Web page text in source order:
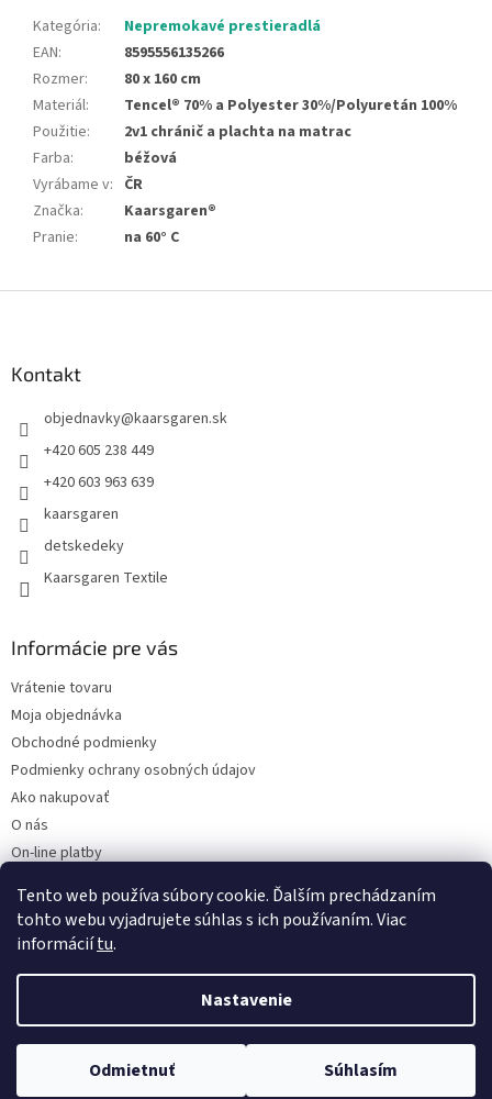
Tento web používa súbory cookie. Ďalším prechádzaním
tohto webu vyjadrujete súhlas s ich používaním. Viac
informáciítu.
Nastavenie
Odmietnuť Súhlasím
Kategória:
Nepremokavé prestieradlá
EAN:
8595556135266
Rozmer:
80 x 160 cm
Materiál:
Tencel® 70% a Polyester 30%/Polyuretán 100%
Použitie:
2v1 chránič a plachta na matrac
Farba:
béžová
Vyrábame v: ČR
Značka:
Kaarsgaren®
Pranie: na 60° C
Kontakt
objednavky@kaarsgaren.sk
+420 605 238 449
+420 603 963 639
kaarsgaren
detskedeky
Kaarsgaren Textile
Informácie pre vás
Vrátenie tovaru
Moja objednávka
Obchodné podmienky
Podmienky ochrany osobných údajov
Ako nakupovať
O nás
On-line platby
Čo dať do kočíka v zime?
Vytvoril Shoptet
Copyright 2026Kaarsgaren.sk . Všetky práva vyhradené.